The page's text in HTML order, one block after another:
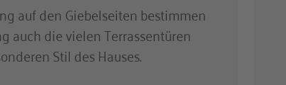
auf den Giebelseiten bestimmen
auch die vielen Terrassentüren
Stil des Hauses.